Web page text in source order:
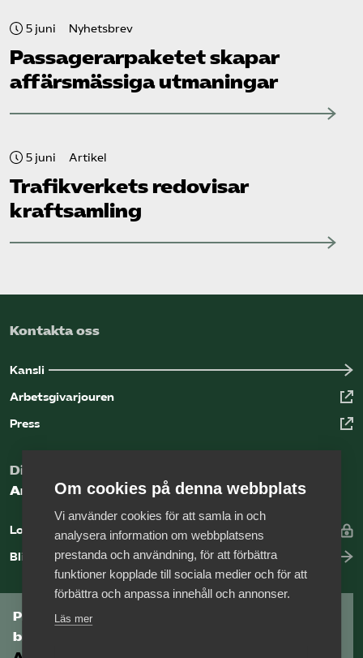
5 juni Nyhetsbrev
Passagerarpaketet skapar
affärsmässiga utmaningar
5 juni Artikel
Trafikverkets redovisar
kraftsamling
Kontakta oss
Kansli
Arbetsgivarjouren
Press
Digital kunskapsbank för arbetsgivare
Arbetsgivarguiden
Logga in
Bli medlem
Prenumerera på Tågföretagens
branschnyhetsbrev
Om cookies på denna webbplats
Vi använder cookies för att samla in och
analysera information om webbplatsens
prestanda och användning, för att förbättra
funktioner kopplade till sociala medier och för att
förbättra och anpassa innehåll och annonser.
Läs mer